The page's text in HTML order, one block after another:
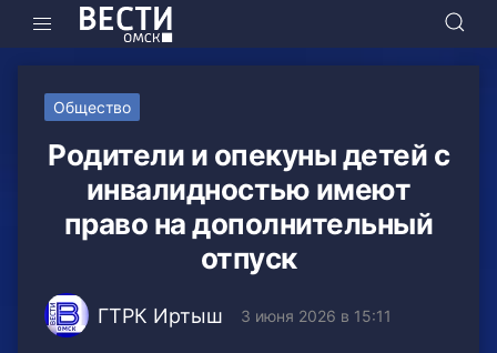
Общество
Родители и опекуны детей с
инвалидностью имеют
право на дополнительный
отпуск
ГТРК Иртыш 3 июня 2026 в 15:11